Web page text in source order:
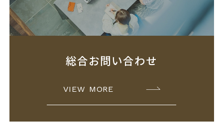
総合お問い合わせ
VIEW MORE